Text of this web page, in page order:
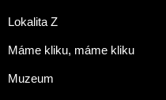
Lokalita Z
Máme kliku, máme kliku
Muzeum